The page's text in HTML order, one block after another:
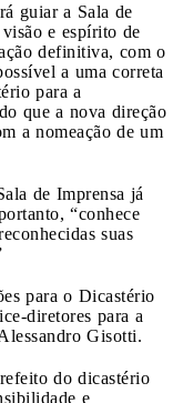
guiar a Sala de
e espírito de
definitiva, com o
a uma correta
para a
que a nova direção
a nomeação de um
de Imprensa já
“conhece
suas
para o Dicastério
diretores para a
Gisotti.
do dicastério
e